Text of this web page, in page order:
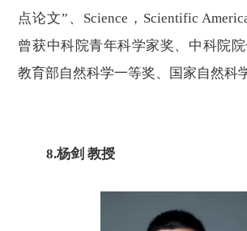
点论文”、Science，Scientific
曾获中科院青年科学家奖、中科院院
教育部自然科学一等奖、国家自然科
8.杨剑 教授